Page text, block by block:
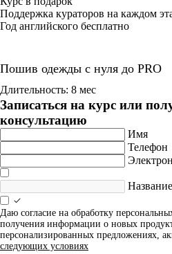
Поддержка кураторов на каждом
Год английского бесплатно
Пошив одежды с нуля до PRO
Длительность: 8 мес
Записаться на курс или
консультацию
Имя
Телефон
Даю согласие на обработку
получения информации о новых
персонализированных предложениях,
следующих условиях